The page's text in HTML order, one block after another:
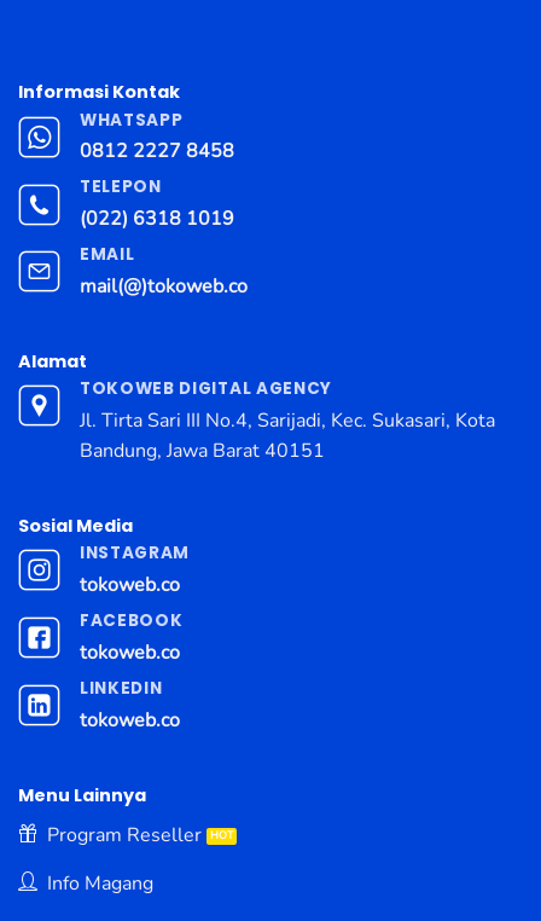
Informasi Kontak
WHATSAPP
0812 2227 8458
TELEPON
(022) 6318 1019
EMAIL
mail(@)tokoweb.co
Alamat
TOKOWEB DIGITAL AGENCY
Jl. Tirta Sari III No.4, Sarijadi, Kec. Sukasari, Kota
Bandung, Jawa Barat 40151
Sosial Media
INSTAGRAM
tokoweb.co
FACEBOOK
tokoweb.co
LINKEDIN
tokoweb.co
Menu Lainnya
Program Reseller
Info Magang